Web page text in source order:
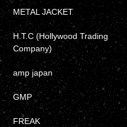
METAL JACKET
H.T.C (Hollywood Trading
Company)
amp japan
GMP
FREAK